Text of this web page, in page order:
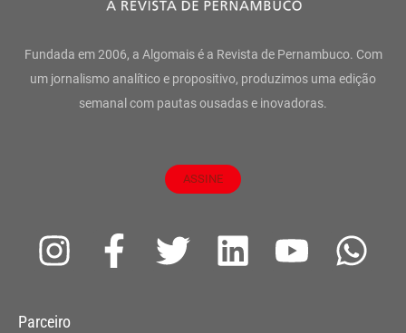
Fundada em 2006, a Algomais é a Revista de Pernambuco. Com
um jornalismo analítico e propositivo, produzimos uma edição
semanal com pautas ousadas e inovadoras.
ASSINE
I
s
F
a
T
L
Y
W
Parceiro